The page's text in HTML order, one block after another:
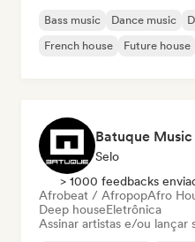
Bass music Dance music
French house
Future house
Batuque Music
Selo
> 1000 feedbacks
Afrobeat / AfropopAfro
Deep houseEletrônica
Assinar artistas e/ou lançar